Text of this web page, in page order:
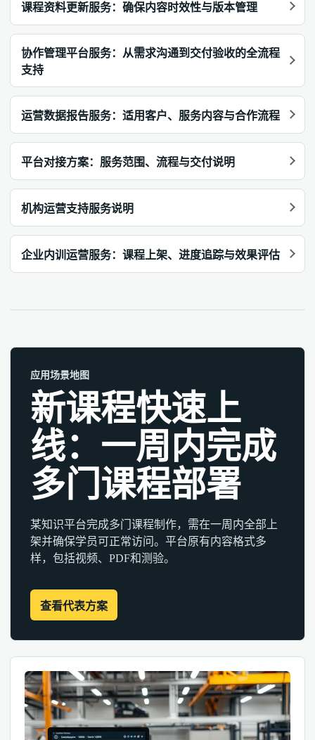
课程资料更新服务：确保内容时效性与版本管理
协作管理平台服务：从需求沟通到交付验收的全流程
支持
运营数据报告服务：适用客户、服务内容与合作流程
平台对接方案：服务范围、流程与交付说明
机构运营支持服务说明
企业内训运营服务：课程上架、进度追踪与效果评估
应用场景地图
新课程快速上
线：一周内完成
多门课程部署
某知识平台完成多门课程制作，需在一周内全部上
架并确保学员可正常访问。平台原有内容格式多
样，包括视频、PDF和测验。
查看代表方案